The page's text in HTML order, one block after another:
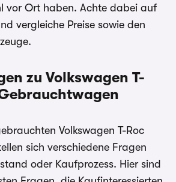
vor Ort haben. Achte dabei auf
vergleiche Preise sowie den
zu Volkswagen T-
Volkswagen T-Roc
sich verschiedene Fragen
oder Kaufprozess. Hier sind